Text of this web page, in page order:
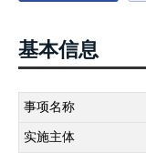
基本信息
事项名称
实施主体